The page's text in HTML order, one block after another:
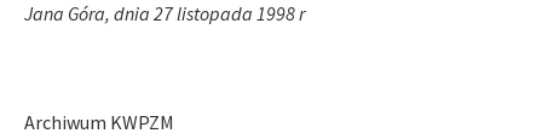
Jana Góra, dnia 27 listopada 1998 r
Archiwum KWPZM